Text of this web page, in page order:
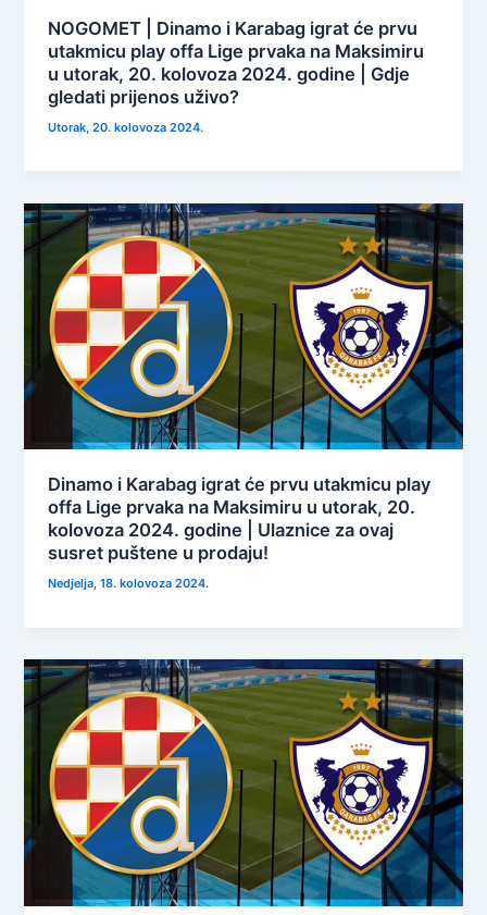
NOGOMET | Dinamo i Karabag igrat će prvu
utakmicu play offa Lige prvaka na Maksimiru
u utorak, 20. kolovoza 2024. godine | Gdje
gledati prijenos uživo?
Utorak, 20. kolovoza 2024.
Dinamo i Karabag igrat će prvu utakmicu play
offa Lige prvaka na Maksimiru u utorak, 20.
kolovoza 2024. godine | Ulaznice za ovaj
susret puštene u prodaju!
Nedjelja, 18. kolovoza 2024.